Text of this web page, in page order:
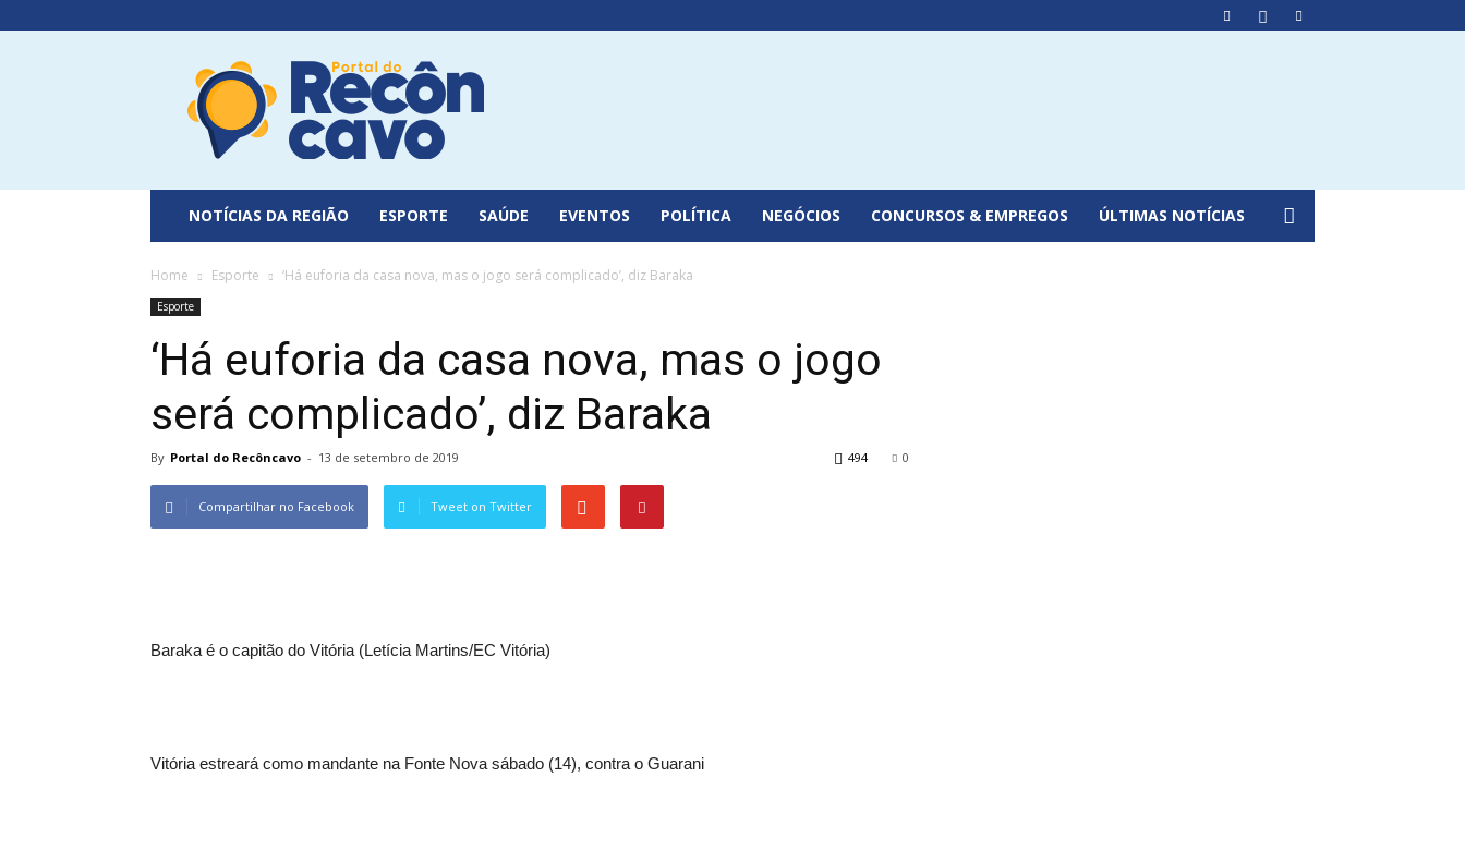
Portal
do
Recôncavo
NOTÍCIAS DA REGIÃO ESPORTE SAÚDE EVENTOS POLÍTICA NEGÓCIOS CONCURSOS & EMPREGOS ÚLTIMAS NOTÍCIAS
Home Esporte ‘Há euforia da casa nova, mas o jogo será complicado’, diz Baraka
Esporte
‘Há euforia da casa nova, mas o jogo
será complicado’, diz Baraka
By Portal do Recôncavo - 13 de setembro de 2019 0
494
Compartilhar no Facebook Tweet on Twitter
Baraka é o capitão do Vitória (Letícia Martins/EC Vitória)
Vitória estreará como mandante na Fonte Nova sábado (14), contra o Guarani